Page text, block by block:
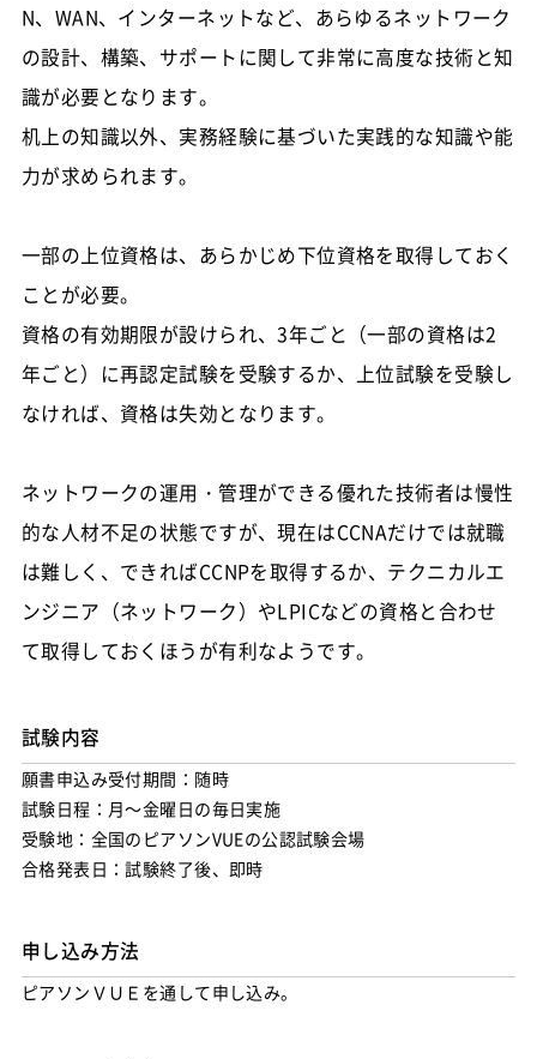
N、WAN、インターネットなど、あらゆるネットワーク
の設計、構築、サポートに関して非常に高度な技術と知
識が必要となります。
机上の知識以外、実務経験に基づいた実践的な知識や能
力が求められます。
一部の上位資格は、あらかじめ下位資格を取得しておく
ことが必要。
資格の有効期限が設けられ、3年ごと（一部の資格は2
年ごと）に再認定試験を受験するか、上位試験を受験し
なければ、資格は失効となります。
ネットワークの運用・管理ができる優れた技術者は慢性
的な人材不足の状態ですが、現在はCCNAだけでは就職
は難しく、できればCCNPを取得するか、テクニカルエ
ンジニア（ネットワーク）やLPICなどの資格と合わせ
て取得しておくほうが有利なようです。
試験内容
願書申込み受付期間：随時
試験日程：月～金曜日の毎日実施
受験地：全国のピアソンVUEの公認試験会場
合格発表日：試験終了後、即時
申し込み方法
ピアソンＶＵＥを通して申し込み。